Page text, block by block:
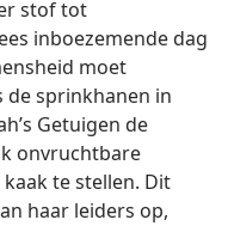
stof tot
inboezemende dag
moet
de sprinkhanen in
Getuigen de
onvruchtbare
te stellen. Dit
haar leiders op,